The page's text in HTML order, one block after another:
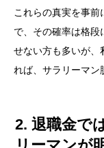
これらの真実を事前
で、その確率は格段
せない方も多いが、
れば、サラリーマン
2. 退職金で